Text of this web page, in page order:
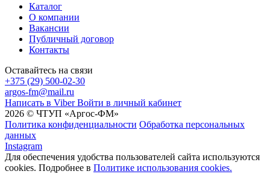
Каталог
О компании
Вакансии
Публичный договор
Контакты
Оставайтесь на связи
+375 (29) 500-02-30
argos-fm@mail.ru
Написать в Viber Войти в личный кабинет
2026 © ЧТУП «Аргос-ФМ»
Политика конфиденциальности Обработка персональных
данных
Instagram
Для обеспечения удобства пользователей сайта используются
cookies. Подробнее в Политике использования cookies.